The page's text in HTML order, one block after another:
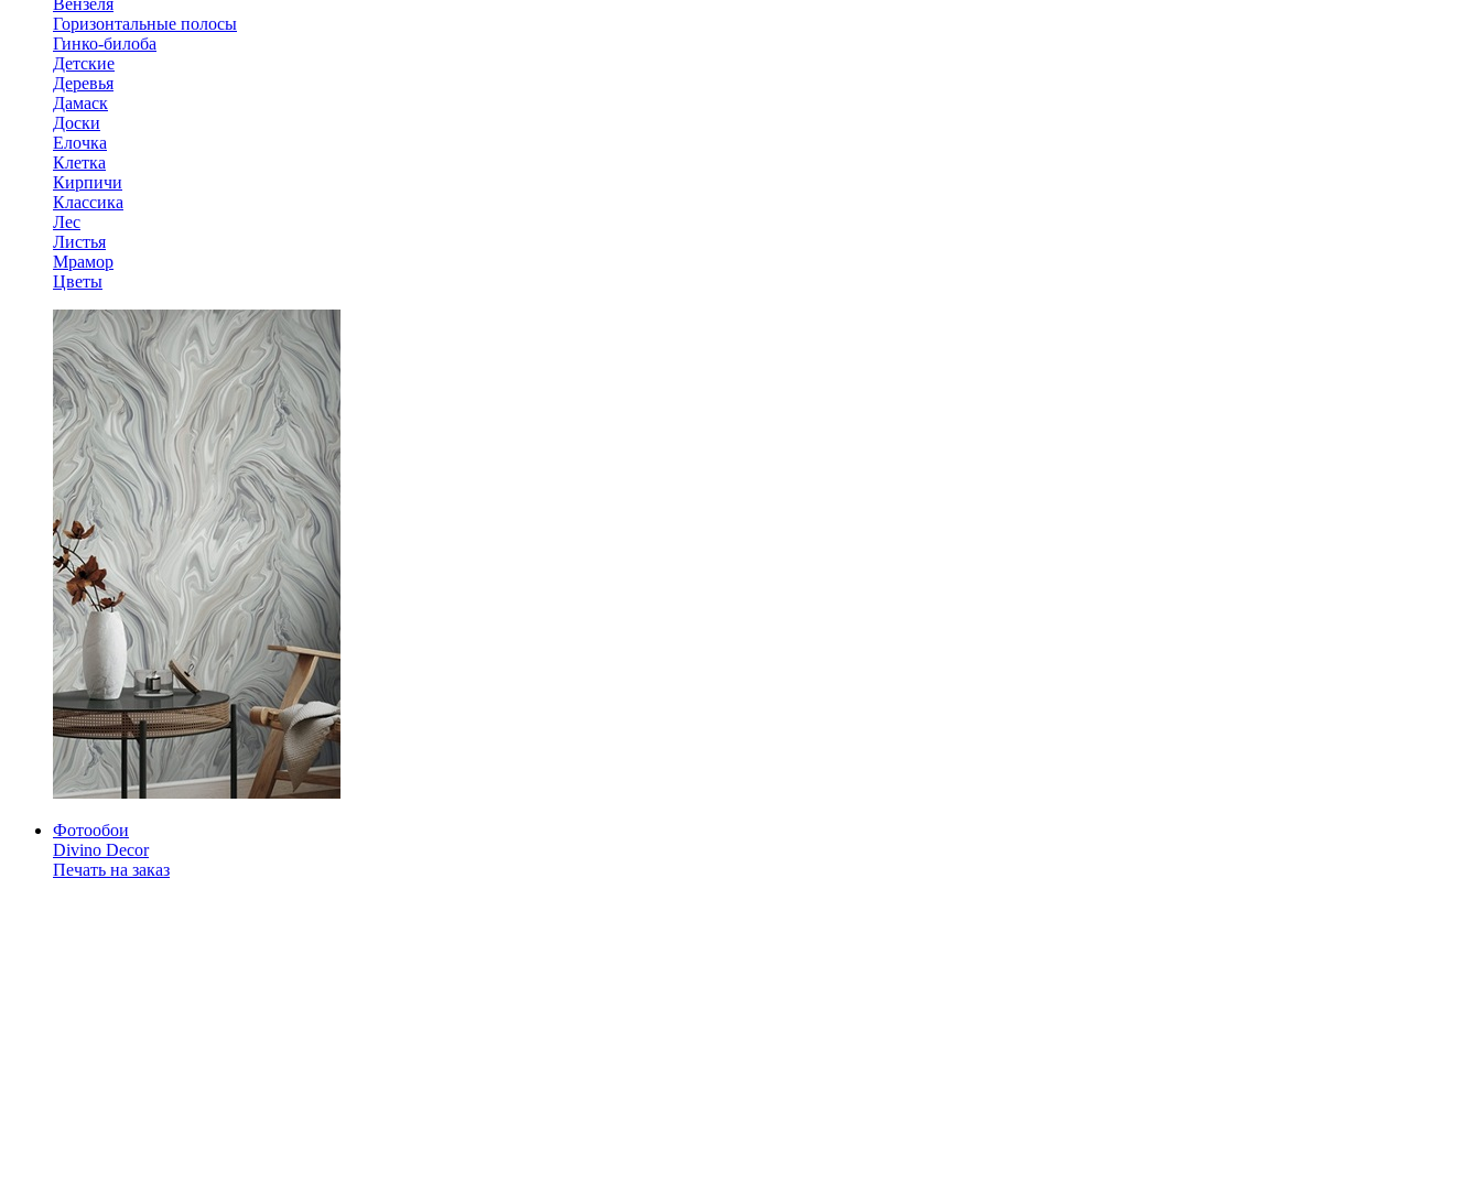
Вензеля
Горизонтальные полосы
Гинко-билоба
Детские
Деревья
Дамаск
Доски
Елочка
Клетка
Кирпичи
Классика
Лес
Листья
Мрамор
Цветы
Фотообои
Divino Decor
Печать на заказ